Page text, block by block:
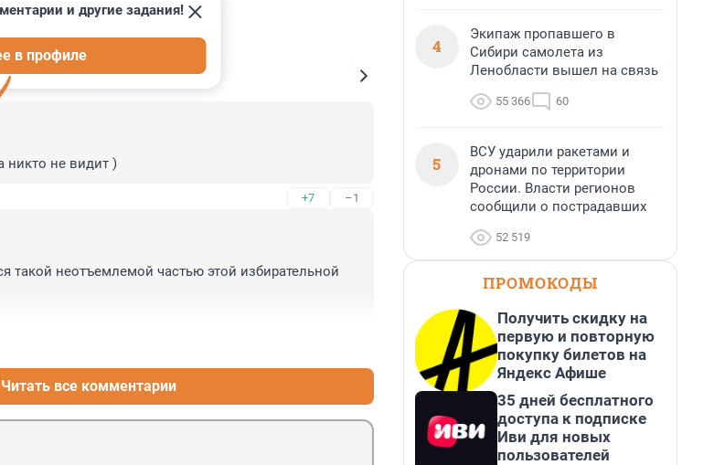
и другие задания!
в профиле
никто не видит )
+7 –1
такой неотъемлемой частью этой избирательной
Читать все комментарии
4
Экипаж пропавшего в
Сибири самолета из
Ленобласти вышел на связь
55 366 60
5
ВСУ ударили ракетами и
дронами по территории
России. Власти регионов
сообщили о пострадавших
52 519
ПРОМОКОДЫ
Получить скидку на
первую и повторную
покупку билетов на
Яндекс Афише
35 дней бесплатного
доступа к подписке
Иви для новых
пользователей